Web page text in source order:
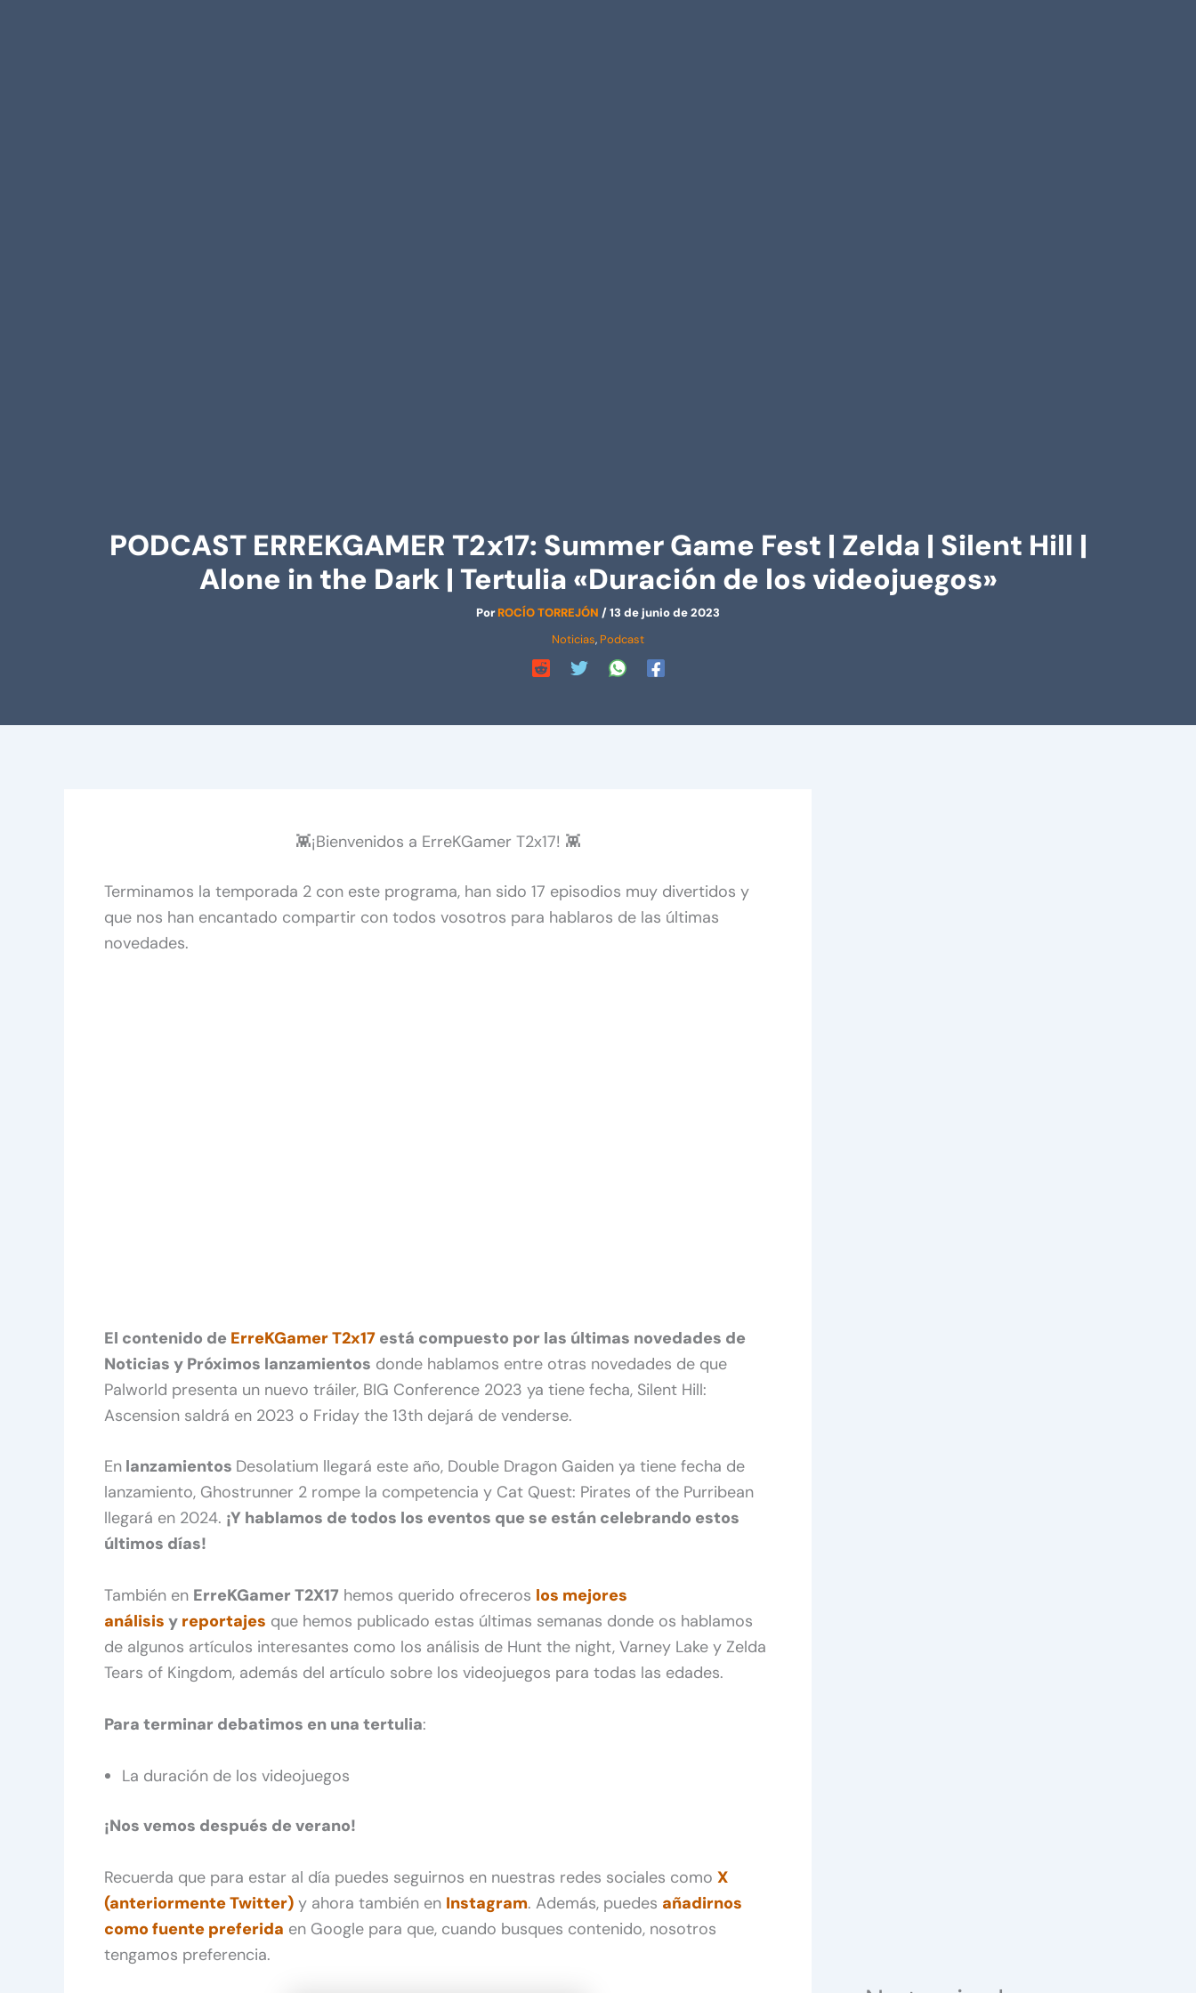
PODCAST ERREKGAMER T2x17: Summer Game Fest | Zelda | Silent Hill |
Alone in the Dark | Tertulia «Duración de los videojuegos»
PorROCÍO TORREJÓN /13 de junio de 2023
Noticias, Podcast
👾¡Bienvenidos a ErreKGamer T2x17! 👾
Terminamos la temporada 2 con este programa, han sido 17 episodios muy divertidos y
que nos han encantado compartir con todos vosotros para hablaros de las últimas
novedades.
El contenido de ErreKGamer T2x17 está compuesto por las últimas novedades de
Noticias y Próximos lanzamientos donde hablamos entre otras novedades de que
Palworld presenta un nuevo tráiler, BIG Conference 2023 ya tiene fecha, Silent Hill:
Ascension saldrá en 2023 o Friday the 13th dejará de venderse.
En lanzamientos Desolatium llegará este año, Double Dragon Gaiden ya tiene fecha de
lanzamiento, Ghostrunner 2 rompe la competencia y Cat Quest: Pirates of the Purribean
llegará en 2024. ¡Y hablamos de todos los eventos que se están celebrando estos
últimos días!
También en ErreKGamer T2X17 hemos querido ofreceros los mejores
análisis y reportajes que hemos publicado estas últimas semanas donde os hablamos
de algunos artículos interesantes como los análisis de Hunt the night, Varney Lake y Zelda
Tears of Kingdom, además del artículo sobre los videojuegos para todas las edades.
Para terminar debatimos en una tertulia:
La duración de los videojuegos
¡Nos vemos después de verano!
Recuerda que para estar al día puedes seguirnos en nuestras redes sociales como X
(anteriormente Twitter) y ahora también en Instagram. Además, puedes añadirnos
como fuente preferida en Google para que, cuando busques contenido, nosotros
tengamos preferencia.